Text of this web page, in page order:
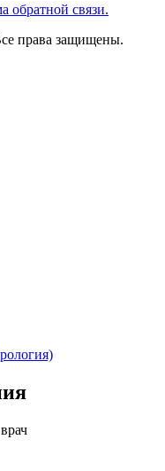
обратной связи.
права защищены.